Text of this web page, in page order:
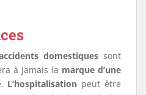
domestiques sont
à jamais la marque d’une
L’hospitalisation peut être